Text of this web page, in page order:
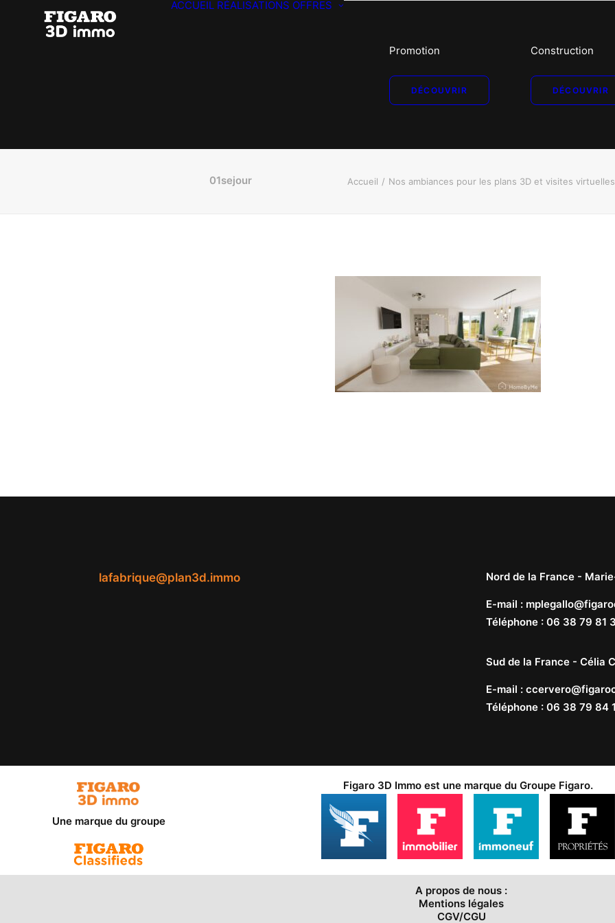
ACCUEIL RÉALISATIONS OFFRES
Promotion
DÉCOUVRIR
Construction
DÉCOUVRIR
01sejour Accueil Nos ambiances pour les plans 3D et visites
lafabrique@plan3d.immo Nord de la France -
E-mail :
Téléphone : 06 38 79 81
Sud de la France - Célia
E-mail :
Téléphone : 06 38 79 84
Une marque du groupe
Figaro 3D Immo est une marque du Groupe Figaro.
A propos de nous :
Mentions légales
CGV/CGU